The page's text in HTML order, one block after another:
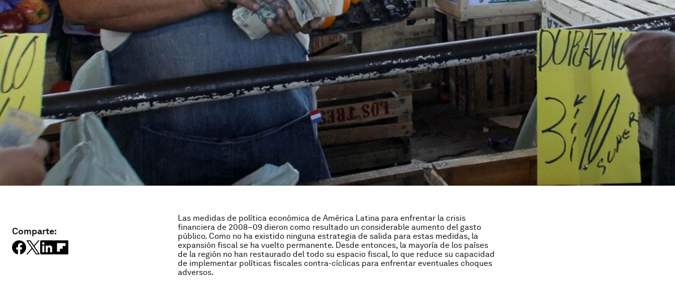
Comparte:
Las medidas de política económica de América Latina para enfrentar la crisis
financiera de 2008–09 dieron como resultado un considerable aumento del gasto
público. Como no ha existido ninguna estrategia de salida para estas medidas, la
expansión fiscal se ha vuelto permanente. Desde entonces, la mayoría de los países
de la región no han restaurado del todo su espacio fiscal, lo que reduce su capacidad
de implementar políticas fiscales contra-cíclicas para enfrentar eventuales choques
adversos.